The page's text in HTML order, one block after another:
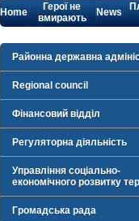
Home
Герої не
вмирають
News
Районна державна
Regional council
Фінансовий відділ
Регуляторна діяльність
Управління соціально-
економічного розвитку
Громадська рада